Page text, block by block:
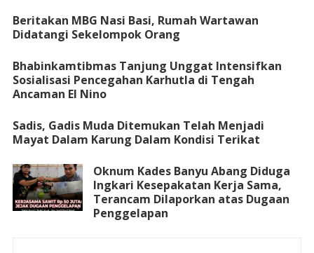
Beritakan MBG Nasi Basi, Rumah Wartawan
Didatangi Sekelompok Orang
Bhabinkamtibmas Tanjung Unggat Intensifkan
Sosialisasi Pencegahan Karhutla di Tengah
Ancaman El Nino
Sadis, Gadis Muda Ditemukan Telah Menjadi
Mayat Dalam Karung Dalam Kondisi Terikat
Oknum Kades Banyu Abang Diduga
Ingkari Kesepakatan Kerja Sama,
Terancam Dilaporkan atas Dugaan
Penggelapan